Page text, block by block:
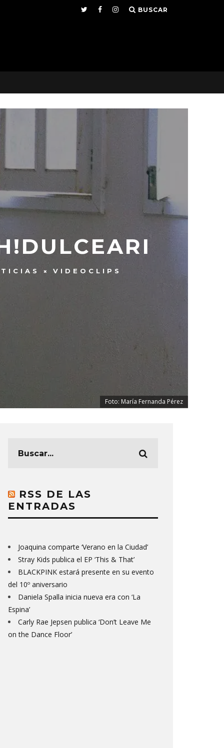
BUSCAR
VIDEOCLIPS
Foto: María Fernanda Pérez
RSS DE LAS
ENTRADAS
Joaquina comparte ‘Verano en la Ciudad’
Stray Kids publica el EP ‘This & That’
BLACKPINK estará presente en su evento
del 10º aniversario
Daniela Spalla inicia nueva era con ‘La
Espina’
Carly Rae Jepsen publica ‘Don’t Leave Me
on the Dance Floor’